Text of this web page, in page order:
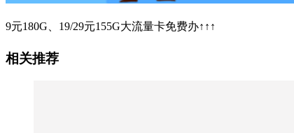
9元180G、19/29元155G大流量卡免费办↑↑↑
相关推荐